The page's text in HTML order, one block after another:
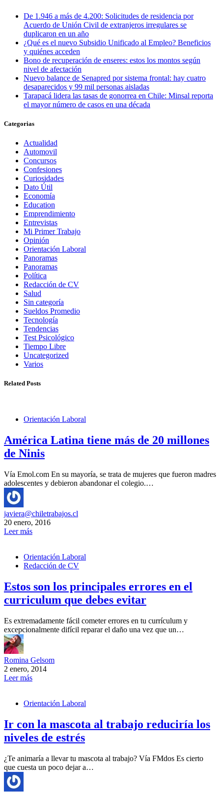
De 1.946 a más de 4.200: Solicitudes de residencia por
Acuerdo de Unión Civil de extranjeros irregulares se
duplicaron en un año
¿Qué es el nuevo Subsidio Unificado al Empleo? Beneficios
y quiénes acceden
Bono de recuperación de enseres: estos los montos según
nivel de afectación
Nuevo balance de Senapred por sistema frontal: hay cuatro
desaparecidos y 99 mil personas aisladas
Tarapacá lidera las tasas de gonorrea en Chile: Minsal reporta
el mayor número de casos en una década
Categorias
Actualidad
Automovil
Concursos
Confesiones
Curiosidades
Dato Útil
Economía
Education
Emprendimiento
Entrevistas
Mi Primer Trabajo
Opinión
Orientación Laboral
Panoramas
Panoramas
Política
Redacción de CV
Salud
Sin categoría
Sueldos Promedio
Tecnología
Tendencias
Test Psicológico
Tiempo Libre
Uncategorized
Varios
Related Posts
Orientación Laboral
América Latina tiene más de 20 millones
de Ninis
Vía Emol.com En su mayoría, se trata de mujeres que fueron madres
adolescentes y debieron abandonar el colegio.…
javiera@chiletrabajos.cl
20 enero, 2016
Leer más
Orientación Laboral
Redacción de CV
Estos son los principales errores en el
curriculum que debes evitar
Es extremadamente fácil cometer errores en tu currículum y
excepcionalmente difícil reparar el daño una vez que un…
Romina Gelsom
2 enero, 2014
Leer más
Orientación Laboral
Ir con la mascota al trabajo reduciría los
niveles de estrés
¿Te animaría a llevar tu mascota al trabajo? Vía FMdos Es cierto
que cuesta un poco dejar a…